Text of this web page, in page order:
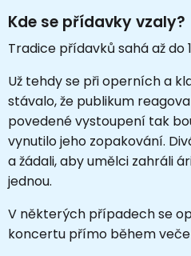
Kde se přídavky vzaly?
Tradice přídavků sahá až do
Už tehdy se při operních a
stávalo, že publikum
povedené vystoupení tak
vynutilo jeho zopakování.
a žádali, aby umělci zahráli
jednou.
V některých případech se
koncertu přímo během